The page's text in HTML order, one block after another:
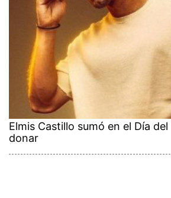
Elmis Castillo sumó en el Día
donar